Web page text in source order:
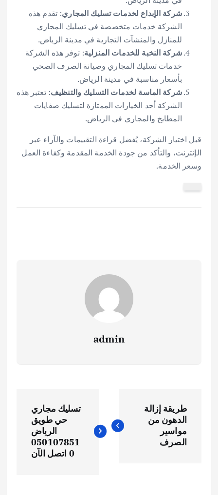
شركة الإبداع لخدمات تسليك المجاري: تقدم هذه
الشركة خدمات متخصصة في تسليك المجاري
للمنازل والمنشآت التجارية في مدينة الرياض.
شركة النخبة للخدمات المنزلية: توفر هذه الشركة
خدمات تسليك المجاري وصيانة الصرف الصحي
بأسعار مناسبة في مدينة الرياض.
شركة الماسة لخدمات التسليك والتنظيف: تعتبر هذه
الشركة أحد الخيارات الممتازة لتسليك صفايات
المطابخ والمجاري في الرياض.
قبل اختيار الشركة، يُفضل قراءة التقييمات والآراء عبر
الإنترنت، والتأكد من جودة الخدمة المقدمة وكفاءة العمل
وسعر الخدمة.
admin
ص
طريقة إزالة
الدهون من
مواسير
الصرف
تسليك مجاري
حي طويق
الرياض
050107851
0 اتصل الآن